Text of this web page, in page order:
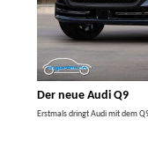
Der neue Audi Q9
Erstmals dringt Audi mit dem